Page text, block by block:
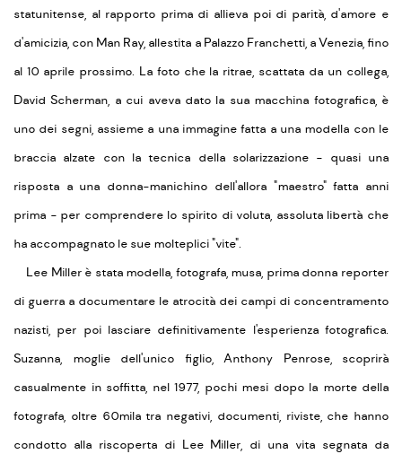
statunitense, al rapporto prima di allieva poi di parità, d'amore e
d'amicizia, con Man Ray, allestita a Palazzo Franchetti, a Venezia, fino
al 10 aprile prossimo. La foto che la ritrae, scattata da un collega,
David Scherman, a cui aveva dato la sua macchina fotografica, è
uno dei segni, assieme a una immagine fatta a una modella con le
braccia alzate con la tecnica della solarizzazione - quasi una
risposta a una donna-manichino dell'allora "maestro" fatta anni
prima - per comprendere lo spirito di voluta, assoluta libertà che
ha accompagnato le sue molteplici "vite".
Lee Miller è stata modella, fotografa, musa, prima donna reporter
di guerra a documentare le atrocità dei campi di concentramento
nazisti, per poi lasciare definitivamente l'esperienza fotografica.
Suzanna, moglie dell'unico figlio, Anthony Penrose, scoprirà
casualmente in soffitta, nel 1977, pochi mesi dopo la morte della
fotografa, oltre 60mila tra negativi, documenti, riviste, che hanno
condotto alla riscoperta di Lee Miller, di una vita segnata da